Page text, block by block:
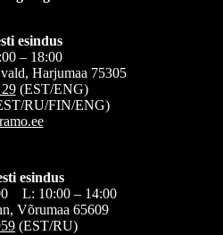
esindus
– 18:00
Harjumaa 75305
(EST/ENG)
RU/FIN/ENG)
esindus
L: 10:00 – 14:00
Võrumaa 65609
(EST/RU)